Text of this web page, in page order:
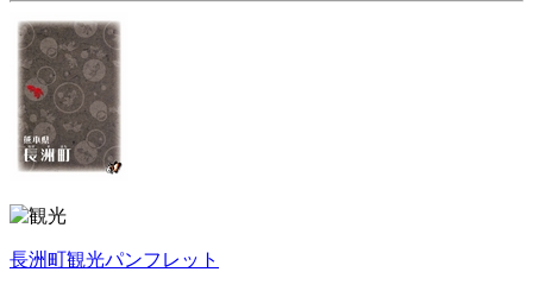
長洲町観光パンフレット